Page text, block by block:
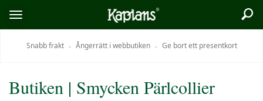
Logo Sök
Öppna/stäng
meny
Snabb frakt Ångerrätt i webbutiken Ge bort ett presentkort
Butiken | Smycken Pärlcollier